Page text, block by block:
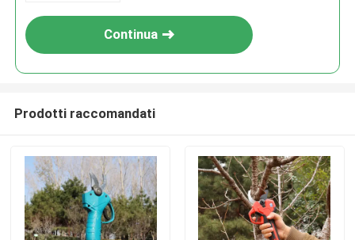
Continua
Prodotti raccomandati